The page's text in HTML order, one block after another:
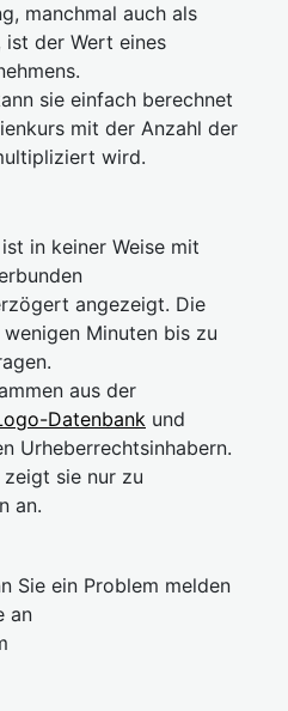
manchmal auch als
der Wert eines
sie einfach berechnet
mit der Anzahl der
wird.
in keiner Weise mit
angezeigt. Die
Minuten bis zu
aus der
Datenbank und
Urheberrechtsinhabern.
sie nur zu
an.
Sie ein Problem melden
an